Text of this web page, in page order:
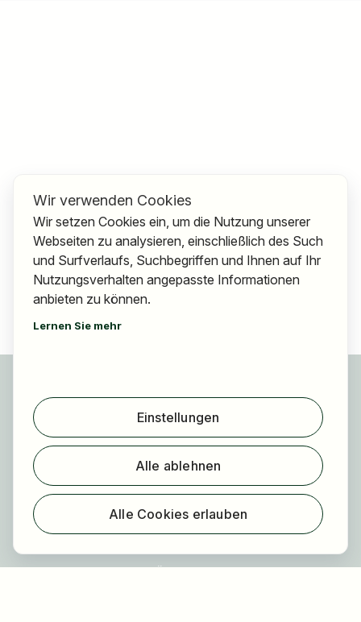
Jobs finden
Arbeitgeber finden
Registrierung
Für Arbeitgeber
Über uns
Wir verwenden Cookies
Wir setzen Cookies ein, um die Nutzung unserer
Webseiten zu analysieren, einschließlich des Such
und Surfverlaufs, Suchbegriffen und Ihnen auf Ihr
Nutzungsverhalten angepasste Informationen
anbieten zu können.
Lernen Sie mehr
Einstellungen
Alle ablehnen
Alle Cookies erlauben